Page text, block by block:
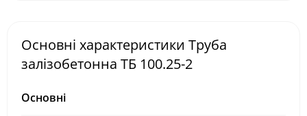
Основні характеристики Труба
залізобетонна ТБ 100.25-2
Основні